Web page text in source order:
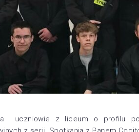
uczniowie z liceum o profilu